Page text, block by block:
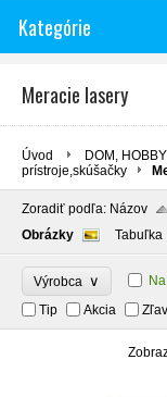
Kategórie
Meracie lasery
Úvod DOM,
prístroje,skúšačky
Zoradiť podľa: Názov
Obrázky
Tabuľka
Výrobca ∨
Tip
Akcia